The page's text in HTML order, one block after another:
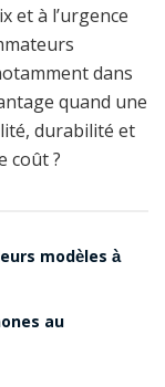
et à l’urgence
dans
quand une
durabilité et
coût ?
modèles à
au